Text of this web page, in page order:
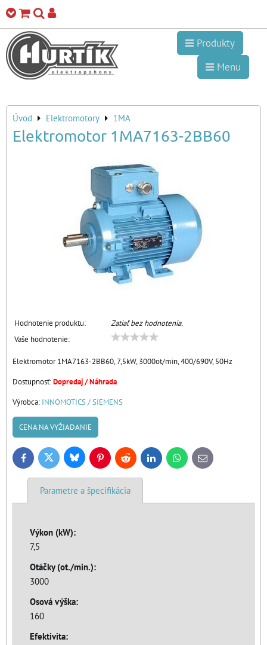
Produkty
Menu
Úvod Elektromotory 1MA
Elektromotor 1MA7163-2BB60
Hodnotenie produktu:
Zatiaľ bez hodnotenia.
Vaše hodnotenie:
Elektromotor 1MA7163-2BB60, 7,5kW, 3000ot/min, 400/690V, 50Hz
Dostupnosť:Dopredaj / Náhrada
Výrobca: INNOMOTICS / SIEMENS
CENA NA VYŽIADANIE
FacebookTwitter BlueskyPinterestReddit LinkedInWhatsApp
E-
mail
Parametre a špecifikácia
Výkon (kW):
7,5
Otáčky (ot./min.):
3000
Osová výška:
160
Efektivita: